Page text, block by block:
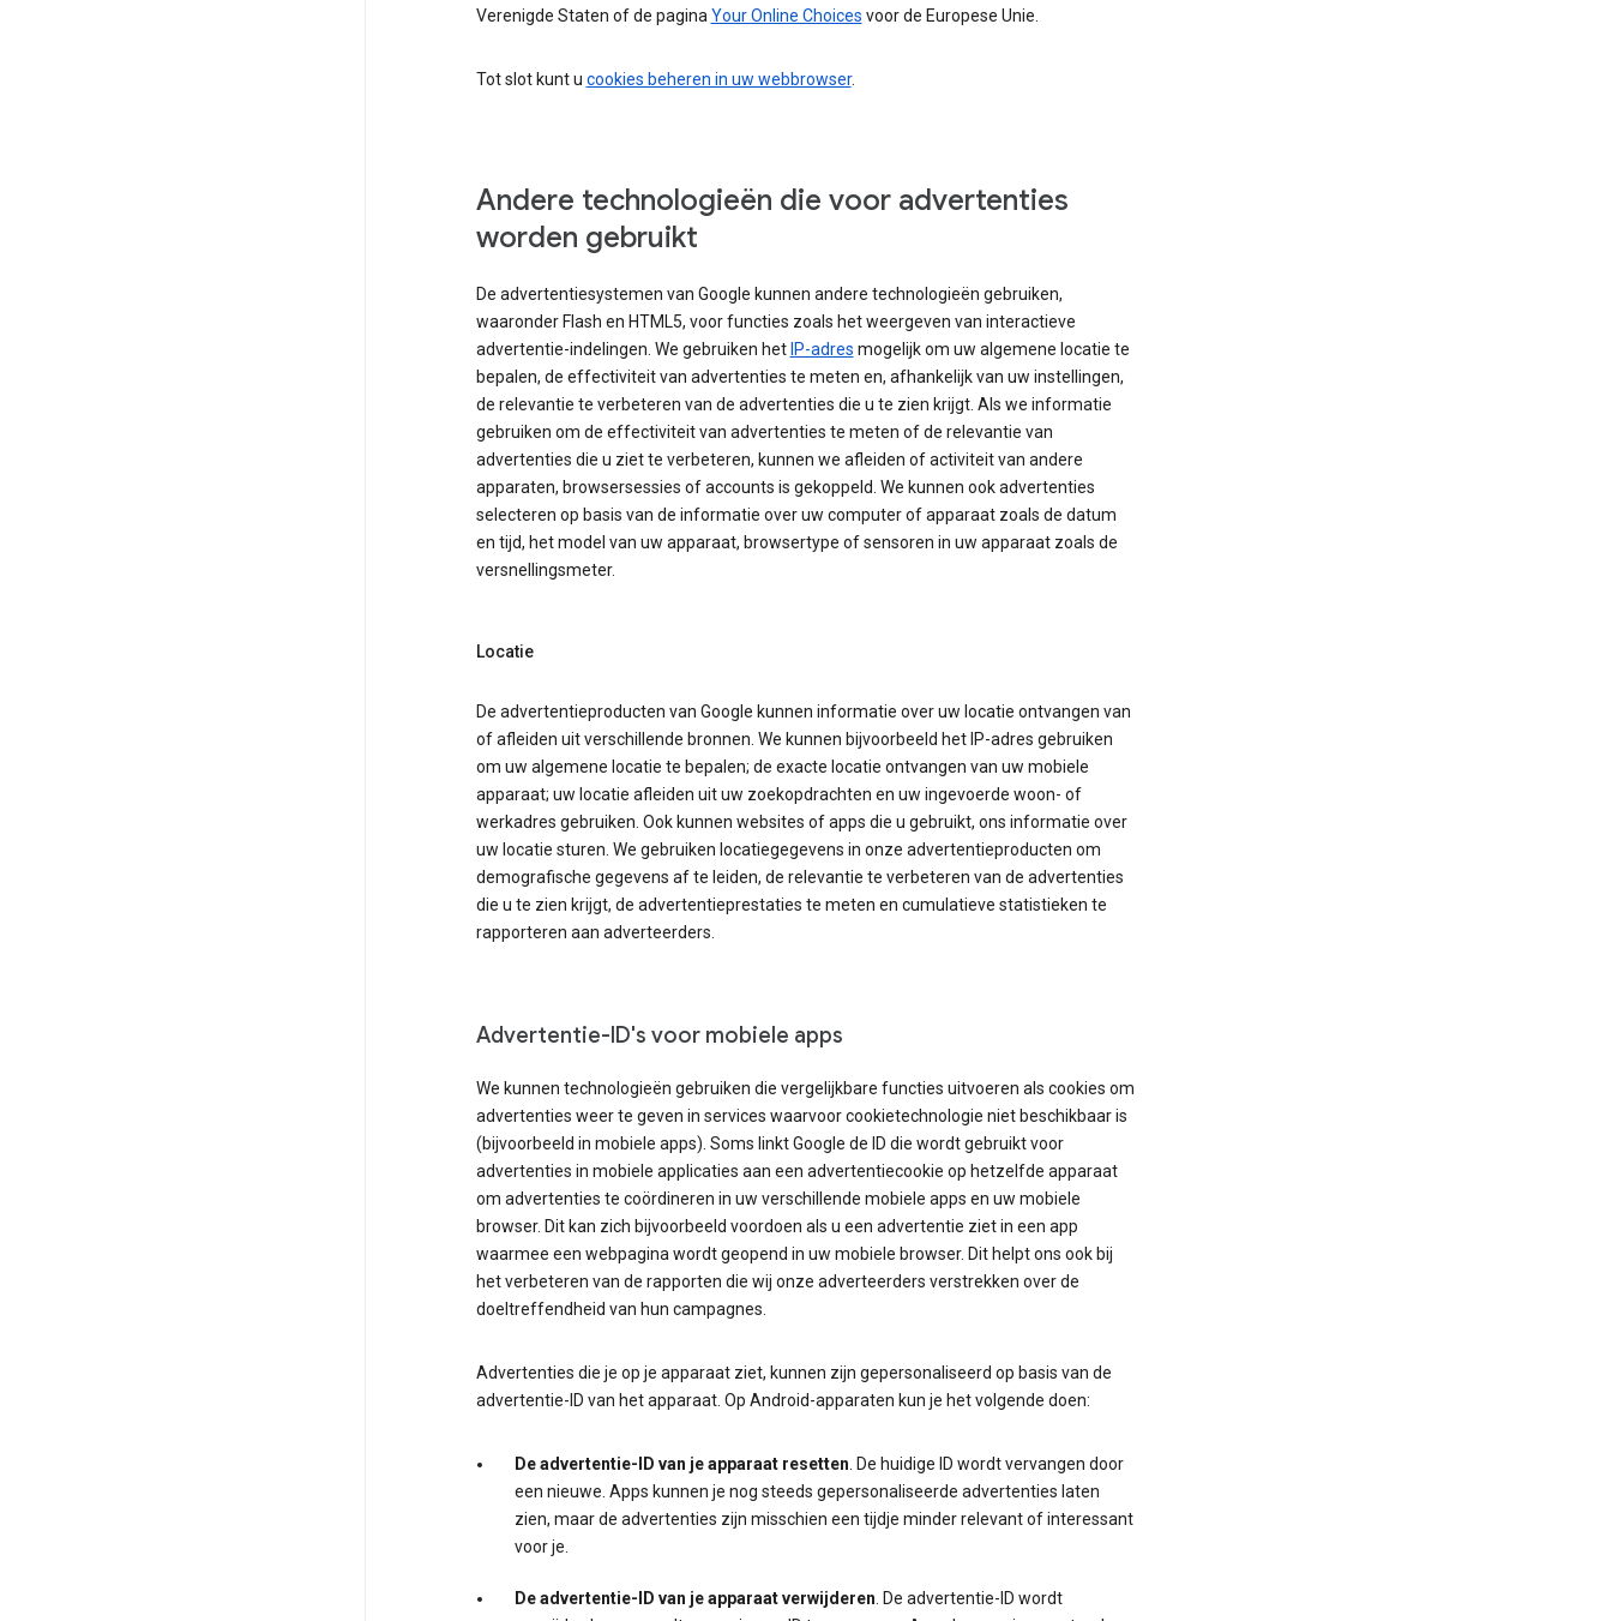
Verenigde Staten of de paginaYour Online Choices voor de Europese Unie.
Tot slot kunt u cookies beheren in uw webbrowser.
Andere technologieën die voor advertenties
worden gebruikt
De advertentiesystemen van Google kunnen andere technologieën gebruiken,
waaronder Flash en HTML5, voor functies zoals het weergeven van interactieve
advertentie-indelingen. We gebruiken het IP-adres mogelijk om uw algemene locatie te
bepalen, de effectiviteit van advertenties te meten en, afhankelijk van uw instellingen,
de relevantie te verbeteren van de advertenties die u te zien krijgt. Als we informatie
gebruiken om de effectiviteit van advertenties te meten of de relevantie van
advertenties die u ziet te verbeteren, kunnen we afleiden of activiteit van andere
apparaten, browsersessies of accounts is gekoppeld. We kunnen ook advertenties
selecteren op basis van de informatie over uw computer of apparaat zoals de datum
en tijd, het model van uw apparaat, browsertype of sensoren in uw apparaat zoals de
versnellingsmeter.
Locatie
De advertentieproducten van Google kunnen informatie over uw locatie ontvangen van
of afleiden uit verschillende bronnen. We kunnen bijvoorbeeld het IP-adres gebruiken
om uw algemene locatie te bepalen; de exacte locatie ontvangen van uw mobiele
apparaat; uw locatie afleiden uit uw zoekopdrachten en uw ingevoerde woon- of
werkadres gebruiken. Ook kunnen websites of apps die u gebruikt, ons informatie over
uw locatie sturen. We gebruiken locatiegegevens in onze advertentieproducten om
demografische gegevens af te leiden, de relevantie te verbeteren van de advertenties
die u te zien krijgt, de advertentieprestaties te meten en cumulatieve statistieken te
rapporteren aan adverteerders.
Advertentie-ID's voor mobiele apps
We kunnen technologieën gebruiken die vergelijkbare functies uitvoeren als cookies om
advertenties weer te geven in services waarvoor cookietechnologie niet beschikbaar is
(bijvoorbeeld in mobiele apps). Soms linkt Google de ID die wordt gebruikt voor
advertenties in mobiele applicaties aan een advertentiecookie op hetzelfde apparaat
om advertenties te coördineren in uw verschillende mobiele apps en uw mobiele
browser. Dit kan zich bijvoorbeeld voordoen als u een advertentie ziet in een app
waarmee een webpagina wordt geopend in uw mobiele browser. Dit helpt ons ook bij
het verbeteren van de rapporten die wij onze adverteerders verstrekken over de
doeltreffendheid van hun campagnes.
Advertenties die je op je apparaat ziet, kunnen zijn gepersonaliseerd op basis van de
advertentie-ID van het apparaat. Op Android-apparaten kun je het volgende doen:
De advertentie-ID van je apparaat resetten . De huidige ID wordt vervangen door
een nieuwe. Apps kunnen je nog steeds gepersonaliseerde advertenties laten
zien, maar de advertenties zijn misschien een tijdje minder relevant of interessant
voor je.
De advertentie-ID van je apparaat verwijderen . De advertentie-ID wordt